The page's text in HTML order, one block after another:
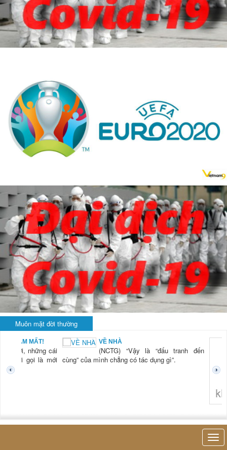
Muôn mặt đời thường
NAM MẤT!
“Xời, những cái
mới gọi là mới
VỀ NHÀ
(NCTG) “Vậy là “đấu tranh đến
cùng” của mình chẳng có tác dụng gì”.